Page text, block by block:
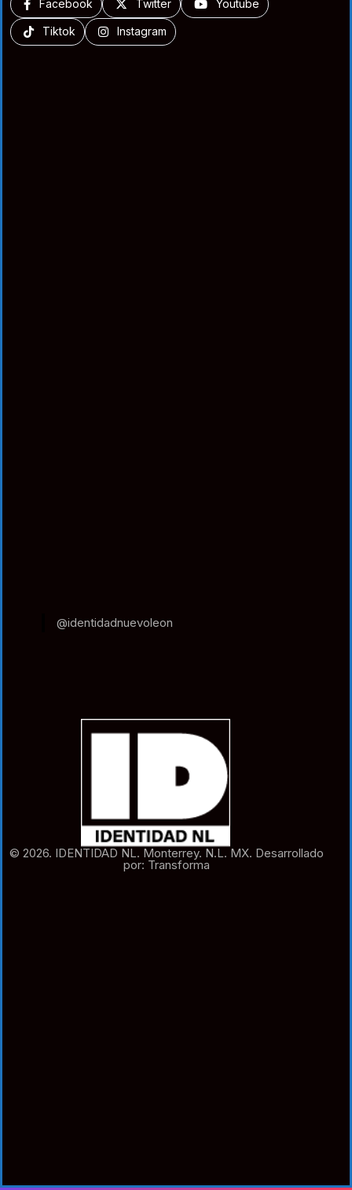
Facebook Twitter Youtube
Tiktok Instagram
@identidadnuevoleon
© 2026. IDENTIDAD NL. Monterrey. N.L. MX. Desarrollado
por: Transforma